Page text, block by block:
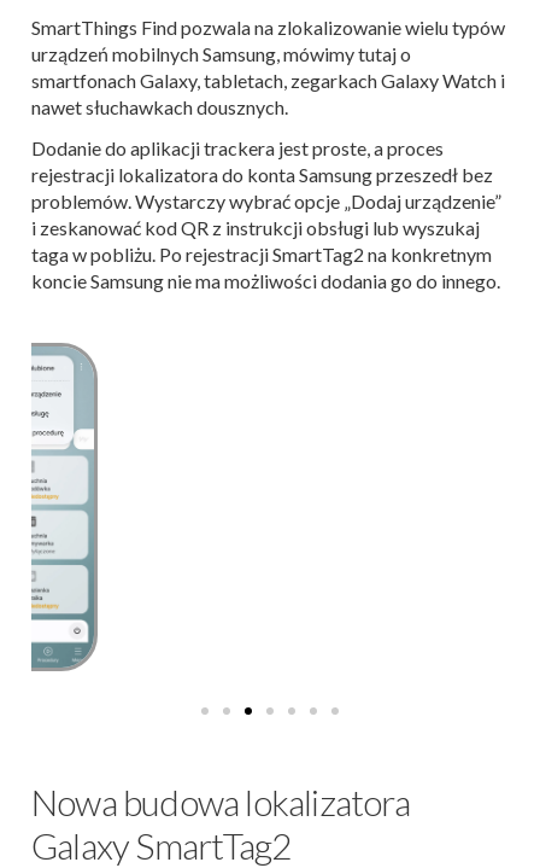
SmartThings Find pozwala na zlokalizowanie wielu typów
urządzeń mobilnych Samsung, mówimy tutaj o
smartfonach Galaxy, tabletach, zegarkach Galaxy Watch i
nawet słuchawkach dousznych.
Dodanie do aplikacji trackera jest proste, a proces
rejestracji lokalizatora do konta Samsung przeszedł bez
problemów. Wystarczy wybrać opcje „Dodaj urządzenie”
i zeskanować kod QR z instrukcji obsługi lub wyszukaj
taga w pobliżu. Po rejestracji SmartTag2 na konkretnym
koncie Samsung nie ma możliwości dodania go do innego.
Nowa budowa lokalizatora
Galaxy SmartTag2